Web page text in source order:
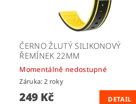
ČERNO ŽLUTÝ SILIKONOVÝ
ŘEMÍNEK 22MM
Momentálně nedostupné
Záruka: 2 roky
249 Kč DETAIL